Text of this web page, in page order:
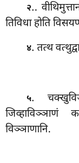
२..
तिविधा होति
४. तत्थ
५.
जिव्हाविञ्ञाणं
विञ्ञाणानि.